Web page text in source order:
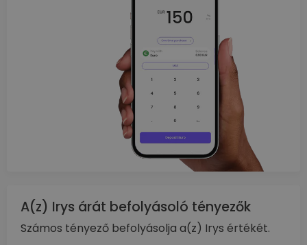
A(z) Irys árát befolyásoló tényezők
Számos tényező befolyásolja a(z) Irys értékét.